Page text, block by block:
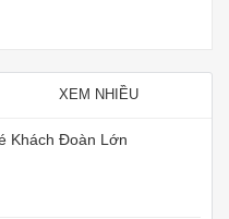
XEM NHIỀU
Khách Đoàn Lớn